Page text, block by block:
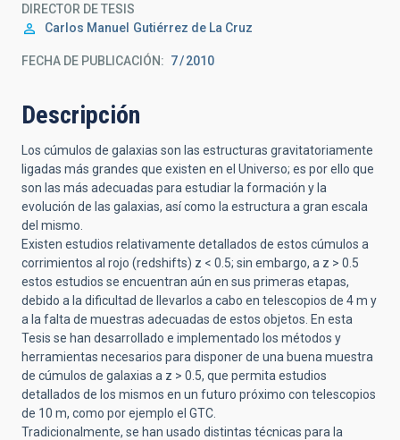
DIRECTOR DE TESIS
Carlos Manuel Gutiérrez de La Cruz
FECHA DE PUBLICACIÓN: 7 2010
Descripción
Los cúmulos de galaxias son las estructuras gravitatoriamente
ligadas más grandes que existen en el Universo; es por ello que
son las más adecuadas para estudiar la formación y la
evolución de las galaxias, así como la estructura a gran escala
del mismo.
Existen estudios relativamente detallados de estos cúmulos a
corrimientos al rojo (redshifts) z < 0.5; sin embargo, a z > 0.5
estos estudios se encuentran aún en sus primeras etapas,
debido a la dificultad de llevarlos a cabo en telescopios de 4 m y
a la falta de muestras adecuadas de estos objetos. En esta
Tesis se han desarrollado e implementado los métodos y
herramientas necesarios para disponer de una buena muestra
de cúmulos de galaxias a z > 0.5, que permita estudios
detallados de los mismos en un futuro próximo con telescopios
de 10 m, como por ejemplo el GTC.
Tradicionalmente, se han usado distintas técnicas para la